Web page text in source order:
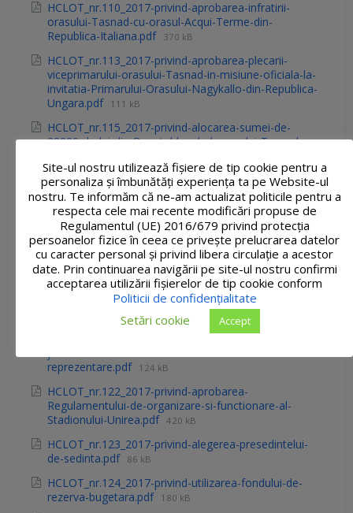
HCLOT_nr.110_2017-privind-aprobarea-infratirii-
orasului-Tasnad-cu-orasul-Acqui-Terme-din-
Republica-Italiana.pdf 370 kB
HCLOT_nr.113_2017-privind-aprobarea-plecarii-
viceprimarului-orasului-Tasnad-in-misiune-oficiala-la-
invitatia-Primarului-Orasului-Nagykallo-din-Republica-
Ungara.pdf 111 kB
HCLOT_nr.115_2017-privind-alocarea-sumei-de-
20000-de-lei-din-Bugetul-local-al-orasului-Tasnad-
sezonului-estival.pdf 114 kB
HCLOT_nr.116_2017-privind-stabilirea-salariilor-de-
baza-pentru-personalul-din-aparatul-de-specialitate-
al-Primarului-Orasului-Tasnad.pdf 747 kB
HCLOT_nr.117_2017-pentru-completarea-Hotararii-
Consiliului-Local-al-Orasului-Tasnad-nr.-572017-
privind-Programul-de-lucrari-pe-anul-2017.pdf 196 kB
HCLOT_nr.119_2017-privind-alegerea-presedintelui-
de-sedinta.pdf
85 kB
reprezentare.pdf 124 kB
HCLOT_nr.122_2017-privind-aprobarea-
Regulamentului-de-organizare-si-functionare-al-
Stadionului-Unirea.pdf 420 kB
HCLOT_nr.123_2017-privind-alegerea-presedintelui-
de-sedinta.pdf 86 kB
HCLOT_nr.124_2017-privind-utilizarea-fondului-de-
rezerva-bugetara.pdf 180 kB
Site-ul nostru utilizează fişiere de tip cookie pentru a
personaliza și îmbunătăți experiența ta pe Website-ul
nostru. Te informăm că ne-am actualizat politicile pentru a
respecta cele mai recente modificări propuse de
Regulamentul (UE) 2016/679 privind protecția
persoanelor fizice în ceea ce privește prelucrarea datelor
cu caracter personal și privind libera circulație a acestor
date. Prin continuarea navigării pe site-ul nostru confirmi
acceptarea utilizării fişierelor de tip cookie conform
Politicii de confidențialitate
Setări cookie
Accept